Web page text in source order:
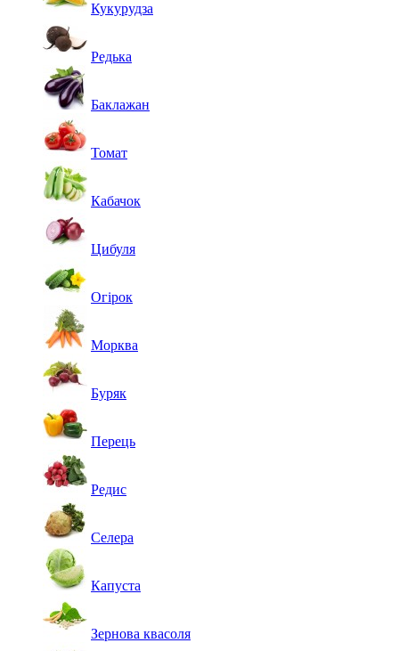
Кукурудза
Редька
Баклажан
Томат
Кабачок
Цибуля
Огірок
Морква
Буряк
Перець
Редис
Селера
Капуста
Зернова квасоля